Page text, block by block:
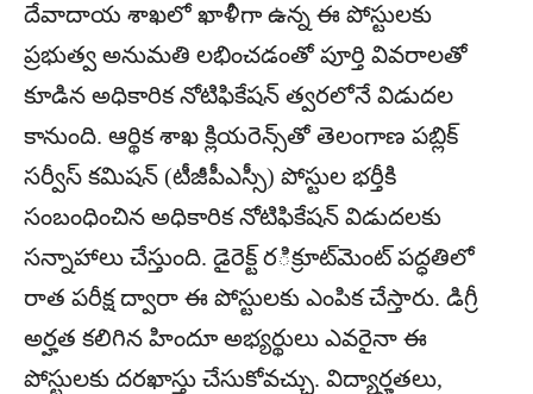
దేవాదాయ శాఖలో ఖాళీగా ఉన్న ఈ పోస్టులకు
ప్రభుత్వ అనుమతి లభించడంతో పూర్తి వివరాలతో
కూడిన అధికారిక నోటిఫికేషన్‌ త్వరలోనే విడుదల
కానుంది. ఆర్థిక శాఖ క్లియరెన్స్‌తో తెలంగాణ పబ్లిక్
సర్వీస్ కమిషన్ (టీజీపీఎస్సీ) పోస్టుల భర్తీకి
సంబంధించిన అధికారిక నోటిఫికేషన్ విడుదలకు
సన్నాహాలు చేస్తుంది. డైరెక్ట్‌ రిక్రూట్‌మెంట్‌ పద్ధతిలో
రాత పరీక్ష ద్వారా ఈ పోస్టులకు ఎంపిక చేస్తారు. డిగ్రీ
అర్హత కలిగిన హిందూ అభ్యర్థులు ఎవరైనా ఈ
పోస్టులకు దరఖాస్తు చేసుకోవచ్చు. విద్యార్హతలు,